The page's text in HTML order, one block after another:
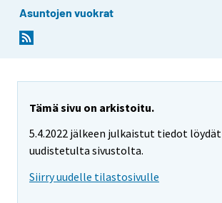
Asuntojen vuokrat
Tämä sivu on arkistoitu.
5.4.2022 jälkeen julkaistut tiedot löydät
uudistetulta sivustolta.
Siirry uudelle tilastosivulle